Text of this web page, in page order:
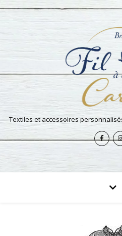
Textiles et accessoires